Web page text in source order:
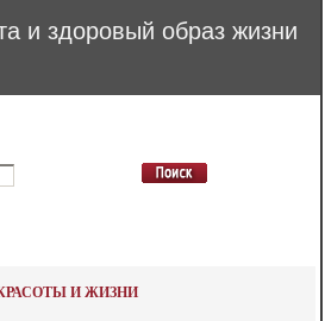
и здоровый образ жизни
И ЖИЗНИ